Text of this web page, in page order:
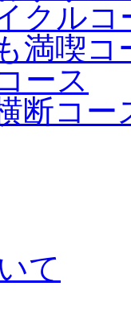
クルコ
満喫コ
ース
断コー
て